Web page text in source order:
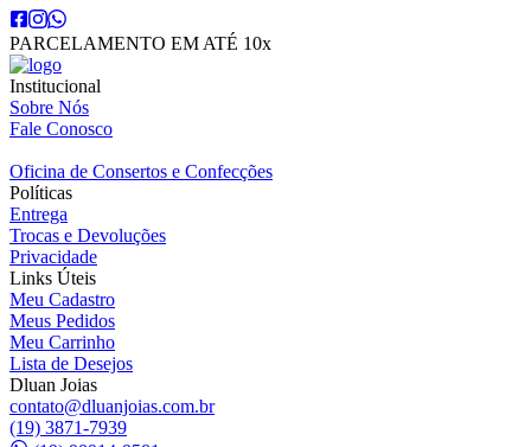
PARCELAMENTO EM ATÉ 10x
Institucional
Sobre Nós
Fale Conosco
Oficina de Consertos e Confecções
Políticas
Entrega
Trocas e Devoluções
Privacidade
Links Úteis
Meu Cadastro
Meus Pedidos
Meu Carrinho
Lista de Desejos
Dluan Joias
contato@dluanjoias.com.br
(19) 3871-7939